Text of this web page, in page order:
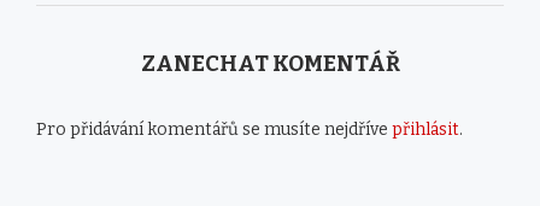
ZANECHAT KOMENTÁŘ
Pro přidávání komentářů se musíte nejdříve přihlásit.